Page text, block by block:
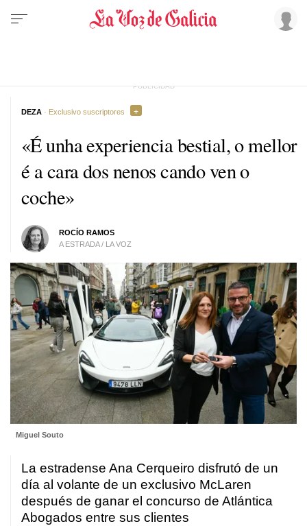
«É unha experiencia bestial, o mellor
é a cara dos nenos cando ven o
coche»
ROCÍO RAMOS
A ESTRADA / LA VOZ
DEZA · Exclusivo suscriptores
Miguel Souto
La estradense Ana Cerqueiro disfrutó de un
día al volante de un exclusivo McLaren
después de ganar el concurso de Atlántica
Abogados entre sus clientes